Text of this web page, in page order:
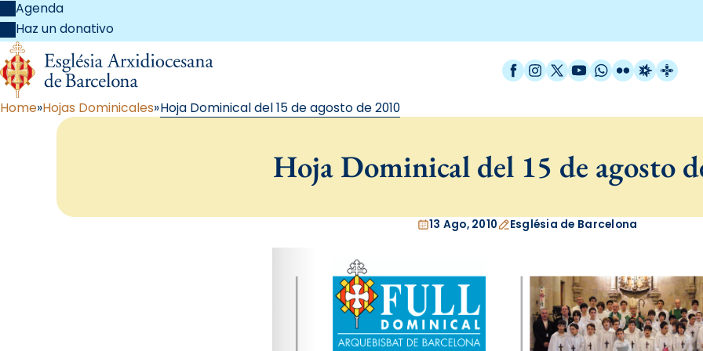
Agenda
Haz un donativo
Facebook
Instagram
X / Twitter
YouTube
WhatsApp
FlickrRadio
Home Hojas Dominicales Hoja Dominical del 15 de agosto de 2010
Hoja Dominical del 15 de agosto
13 Ago, 2010 Església de Barcelona